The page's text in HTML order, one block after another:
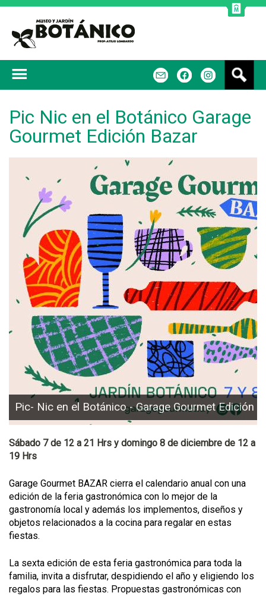
Pic Nic en el Botánico Garage
Gourmet Edición Bazar
Pic- Nic en el Botánico - Garage Gourmet Edición
Sábado 7 de 12 a 21 Hrs y domingo 8 de diciembre de 12 a
19 Hrs
Garage Gourmet BAZAR cierra el calendario anual con una
edición de la feria gastronómica con lo mejor de la
gastronomía local y además los implementos, diseños y
objetos relacionados a la cocina para regalar en estas
fiestas.
La sexta edición de esta feria gastronómica para toda la
familia, invita a disfrutar, despidiendo el año y eligiendo los
regalos para las fiestas. Propuestas gastronómicas con
s
a